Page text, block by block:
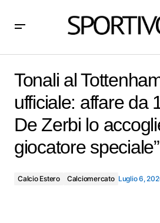
milioni. De Zerbi lo accoglie: “È un
Tonali al
ufficiale: affare da
De Zerbi lo
giocatore speciale”
Calcio Estero Calciomercato Luglio 6,